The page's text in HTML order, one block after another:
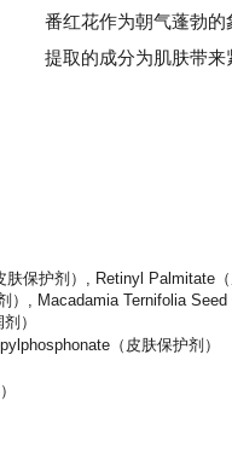
番红花作为朝气蓬勃
提取的成分为肌肤带来
保护剂）, Retinyl Palmitate
）, Macadamia Ternifolia
）
（皮肤保护剂）